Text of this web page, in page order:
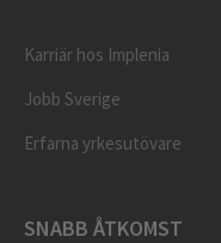
Karriär hos Implenia
Jobb Sverige
Erfarna yrkesutövare
SNABB ÅTKOMST